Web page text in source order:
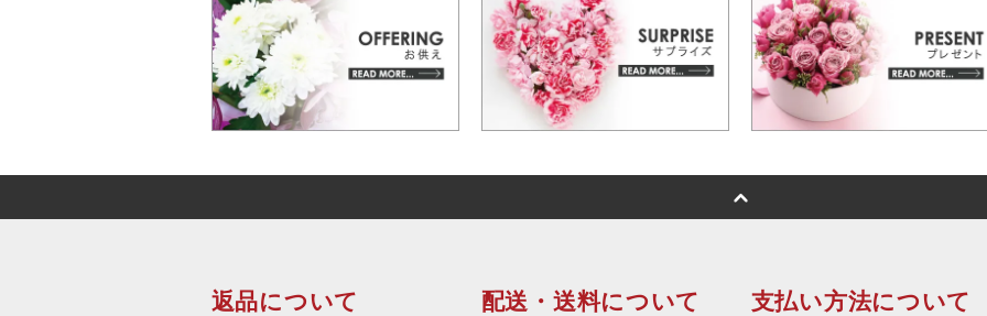
返品について 配送・送料について 支払い方法について